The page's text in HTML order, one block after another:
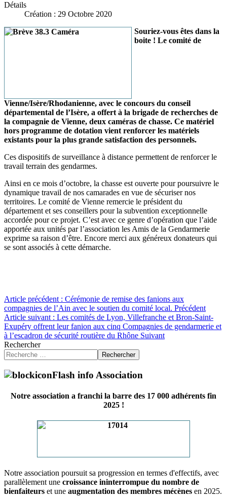
Détails
Création : 29 Octobre 2020
Souriez-vous êtes dans la
boite ! Le comité de
Vienne/Isère/Rhodanienne, avec le concours du conseil
départemental de l’Isère, a offert à la brigade de recherches de
la compagnie de Vienne, deux caméras de chasse. Ce matériel
hors programme de dotation vient renforcer les matériels
existants pour la plus grande satisfaction des personnels.
Ces dispositifs de surveillance à distance permettent de renforcer le
travail terrain des gendarmes.
Ainsi en ce mois d’octobre, la chasse est ouverte pour poursuivre le
dynamique travail de nos camarades en vue de sécuriser nos
territoires. Le comité de Vienne remercie le président du
département et ses conseillers pour la subvention exceptionnelle
accordée pour ce projet. C’est avec ce genre d’opération que l’aide
apportée aux unités par l’association les Amis de la Gendarmerie
exprime sa raison d’être. Encore merci aux généreux donateurs qui
se sont associés à cette démarche.
Article précédent : Cérémonie de remise des fanions aux
compagnies de l’Ain avec le soutien du comité local. Précédent
Article suivant : Les comités de Lyon, Villefranche et Bron-Saint-
Exupéry offrent leur fanion aux cinq Compagnies de gendarmerie et
à l’escadron de sécurité routière du Rhône Suivant
Rechercher
Rechercher
Flash info Association
Notre association a franchi la barre des 17 000 adhérents fin
2025 !
Notre association poursuit sa progression en termes d'effectifs, avec
parallèlement une croissance ininterrompue du nombre de
bienfaiteurs et une augmentation des membres mécènes en 2025.